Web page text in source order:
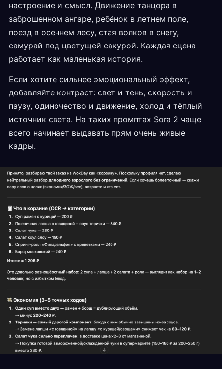
настроение и смысл. Движение танцора в
заброшенном ангаре, ребёнок в летнем поле,
поезд в осеннем лесу, стая волков в снегу,
самурай под цветущей сакурой. Каждая сцена
работает как маленькая история.
Если хотите сильнее эмоциональный эффект,
добавляйте контраст: свет и тень, скорость и
паузу, одиночество и движение, холод и тёплый
источник света. На таких промптах Sora 2 чаще
всего начинает выдавать прям очень живые
кадры.